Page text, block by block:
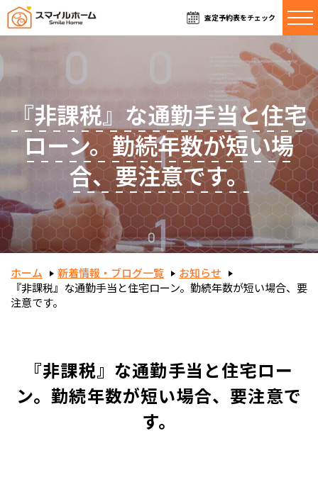
査定予約表をチェック
『非課税』な通勤手当と住宅
ローン。勤続年数が短い場
合、要注意です。
ホーム 新着情報・ブログ一覧
お知らせ
『非課税』な通勤手当と住宅ローン。勤続年数が短い場合、要
注意です。
『非課税』な通勤手当と住宅ロー
ン。勤続年数が短い場合、要注意で
す。